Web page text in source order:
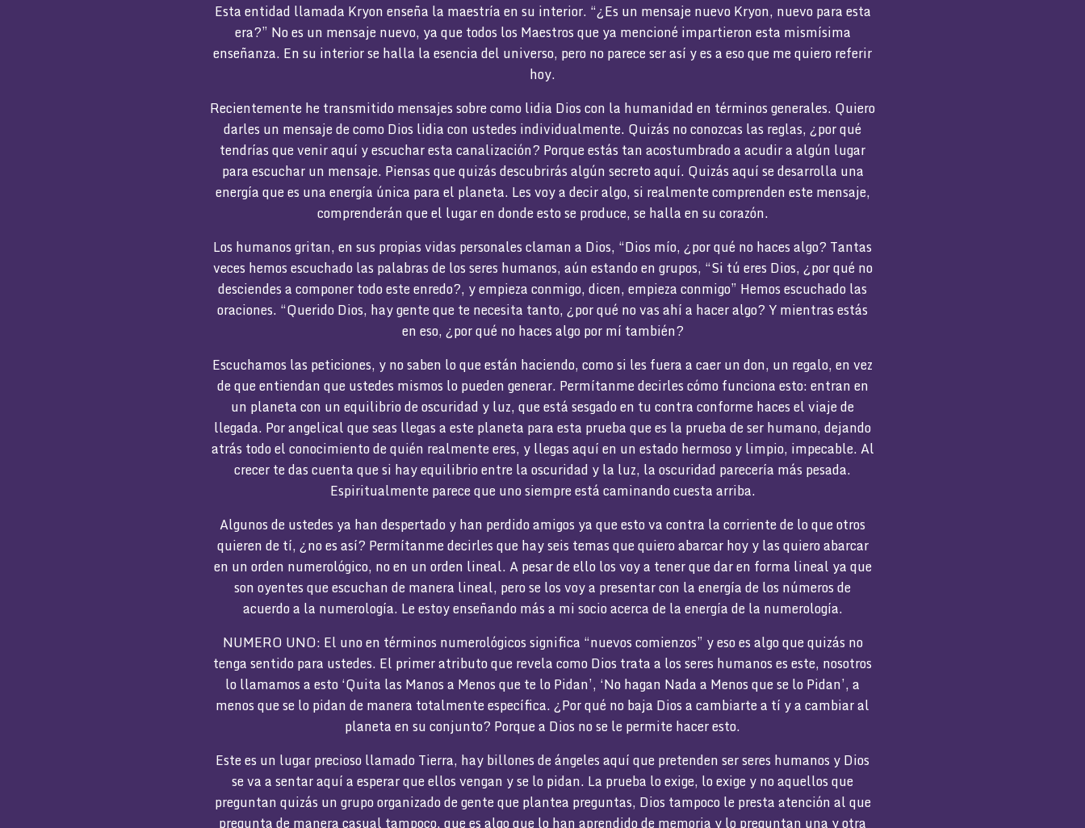
Esta entidad llamada Kryon enseña la maestría en su interior. “¿Es un mensaje nuevo Kryon, nuevo para esta
era?” No es un mensaje nuevo, ya que todos los Maestros que ya mencioné impartieron esta mismísima
enseñanza. En su interior se halla la esencia del universo, pero no parece ser así y es a eso que me quiero referir
hoy.
Recientemente he transmitido mensajes sobre como lidia Dios con la humanidad en términos generales. Quiero
darles un mensaje de como Dios lidia con ustedes individualmente. Quizás no conozcas las reglas, ¿por qué
tendrías que venir aquí y escuchar esta canalización? Porque estás tan acostumbrado a acudir a algún lugar
para escuchar un mensaje. Piensas que quizás descubrirás algún secreto aquí. Quizás aquí se desarrolla una
energía que es una energía única para el planeta. Les voy a decir algo, si realmente comprenden este mensaje,
comprenderán que el lugar en donde esto se produce, se halla en su corazón.
Los humanos gritan, en sus propias vidas personales claman a Dios, “Dios mío, ¿por qué no haces algo? Tantas
veces hemos escuchado las palabras de los seres humanos, aún estando en grupos, “Si tú eres Dios, ¿por qué no
desciendes a componer todo este enredo?, y empieza conmigo, dicen, empieza conmigo” Hemos escuchado las
oraciones. “Querido Dios, hay gente que te necesita tanto, ¿por qué no vas ahí a hacer algo? Y mientras estás
en eso, ¿por qué no haces algo por mí también?
Escuchamos las peticiones, y no saben lo que están haciendo, como si les fuera a caer un don, un regalo, en vez
de que entiendan que ustedes mismos lo pueden generar. Permítanme decirles cómo funciona esto: entran en
un planeta con un equilibrio de oscuridad y luz, que está sesgado en tu contra conforme haces el viaje de
llegada. Por angelical que seas llegas a este planeta para esta prueba que es la prueba de ser humano, dejando
atrás todo el conocimiento de quién realmente eres, y llegas aquí en un estado hermoso y limpio, impecable. Al
crecer te das cuenta que si hay equilibrio entre la oscuridad y la luz, la oscuridad parecería más pesada.
Espiritualmente parece que uno siempre está caminando cuesta arriba.
Algunos de ustedes ya han despertado y han perdido amigos ya que esto va contra la corriente de lo que otros
quieren de tí, ¿no es así? Permítanme decirles que hay seis temas que quiero abarcar hoy y las quiero abarcar
en un orden numerológico, no en un orden lineal. A pesar de ello los voy a tener que dar en forma lineal ya que
son oyentes que escuchan de manera lineal, pero se los voy a presentar con la energía de los números de
acuerdo a la numerología. Le estoy enseñando más a mi socio acerca de la energía de la numerología.
NUMERO UNO: El uno en términos numerológicos significa “nuevos comienzos” y eso es algo que quizás no
tenga sentido para ustedes. El primer atributo que revela como Dios trata a los seres humanos es este, nosotros
lo llamamos a esto ‘Quita las Manos a Menos que te lo Pidan’, ‘No hagan Nada a Menos que se lo Pidan’, a
menos que se lo pidan de manera totalmente específica. ¿Por qué no baja Dios a cambiarte a tí y a cambiar al
planeta en su conjunto? Porque a Dios no se le permite hacer esto.
Este es un lugar precioso llamado Tierra, hay billones de ángeles aquí que pretenden ser seres humanos y Dios
se va a sentar aquí a esperar que ellos vengan y se lo pidan. La prueba lo exige, lo exige y no aquellos que
preguntan quizás un grupo organizado de gente que plantea preguntas, Dios tampoco le presta atención al que
pregunta de manera casual tampoco, que es algo que lo han aprendido de memoria y lo preguntan una y otra